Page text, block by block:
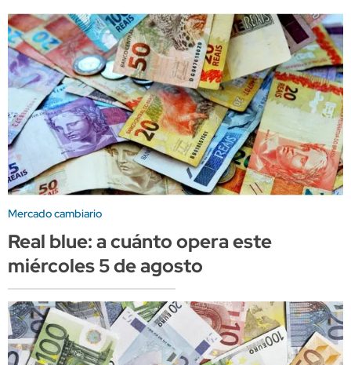
Mercado cambiario
Real blue: a cuánto opera este
miércoles 5 de agosto